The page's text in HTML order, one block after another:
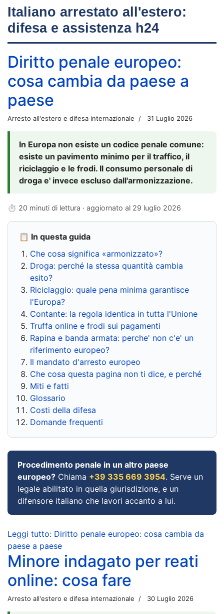
Italiano arrestato all'estero:
difesa e assistenza h24
Diritto penale europeo:
cosa cambia da paese a
paese
Arresto all'estero e difesa internazionale 31 Luglio 2026
In Europa non esiste un codice penale comune:
esiste un pavimento minimo per il traffico, il
riciclaggio e le frodi. Il consumo personale di
droga e' invece escluso dall'armonizzazione.
⏱ 20 minuti di lettura · aggiornato al 29 luglio 2026
📋 In questa guida
Che cosa significa «armonizzato»?
Droga: perché la stessa quantità cambia
esito?
Riciclaggio: quale pena minima garantisce
l'Europa?
Contante: la regola identica in tutta l'Unione
Truffa online e frodi sui pagamenti
Rapina e banda armata: perche' non c'e' un
riferimento europeo?
Il mandato d'arresto europeo
Che cosa questa pagina non ti dice, e perché
Miti e fatti
Glossario
Costi della difesa
Domande frequenti
Procedimento penale in un altro paese
europeo? Chiama +39 335 669 3954. Serve un
legale abilitato in quella giurisdizione, e un
difensore italiano che lavori accanto a lui.
Leggi tutto: Diritto penale europeo: cosa cambia da
paese a paese
Minore indagato per reati
online: cosa fare
Arresto all'estero e difesa internazionale 30 Luglio 2026